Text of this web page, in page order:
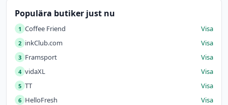
Populära butiker just nu
1 Coffee Friend Visa
2 inkClub.com Visa
3 Framsport Visa
4 vidaXL Visa
5 TT Visa
6 HelloFresh Visa